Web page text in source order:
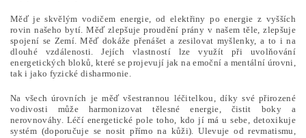
Měď je skvělým vodičem energie, od elektřiny po energie z vyšších
rovin našeho bytí. Měď zlepšuje proudění prány v našem těle, zlepšuje
spojení se Zemí. Měď dokáže přenášet a zesilovat myšlenky, a to i na
dlouhé vzdálenosti. Jejích vlastností lze využít při uvolňování
energetických bloků, které se projevují jak na emoční a mentální úrovni,
tak i jako fyzické disharmonie.
Na všech úrovních je měď všestrannou léčitelkou, díky své přirozené
vodivosti může harmonizovat tělesné energie, čistit boky a
nerovnováhy. Léčí energetické pole toho, kdo jí má u sebe, detoxikuje
systém (doporučuje se nosit přímo na kůži). Ulevuje od revmatismu,